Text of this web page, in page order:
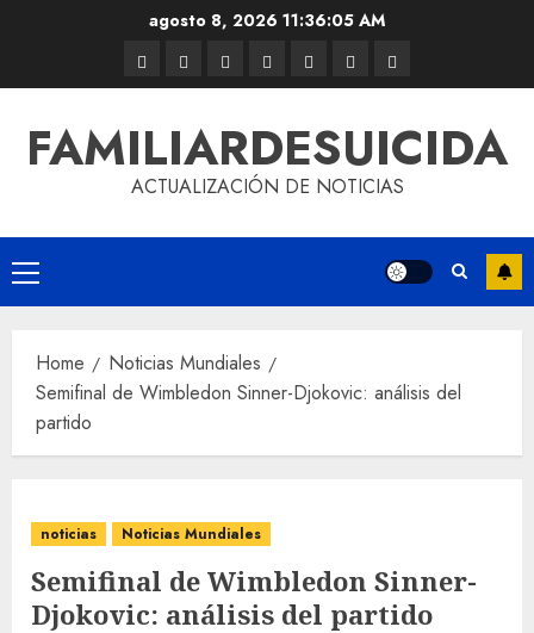
agosto 8, 2026 11:36:05 AM
FAMILIARDESUICIDA
ACTUALIZACIÓN DE NOTICIAS
Home
Noticias Mundiales
Semifinal de Wimbledon Sinner-Djokovic: análisis del
partido
noticias Noticias Mundiales
Semifinal de Wimbledon Sinner-
Djokovic: análisis del partido